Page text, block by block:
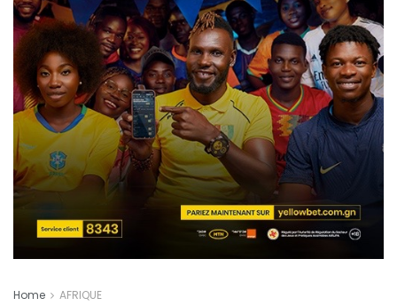
Home AFRIQUE